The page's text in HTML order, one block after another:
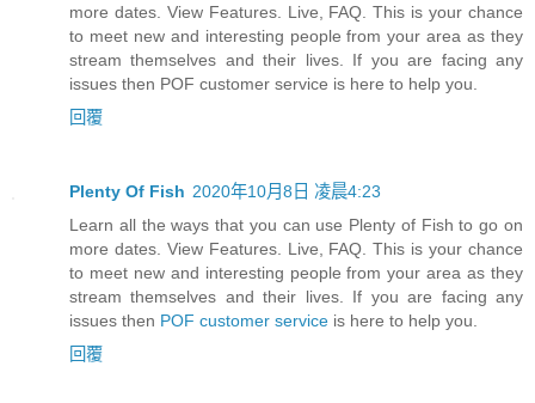
more dates. View Features. Live, FAQ. This is your chance
to meet new and interesting people from your area as they
stream themselves and their lives. If you are facing any
issues then POF customer service is here to help you.
回覆
Plenty Of Fish 2020年10月8日 凌晨4:23
Learn all the ways that you can use Plenty of Fish to go on
more dates. View Features. Live, FAQ. This is your chance
to meet new and interesting people from your area as they
stream themselves and their lives. If you are facing any
issues then POF customer service is here to help you.
回覆